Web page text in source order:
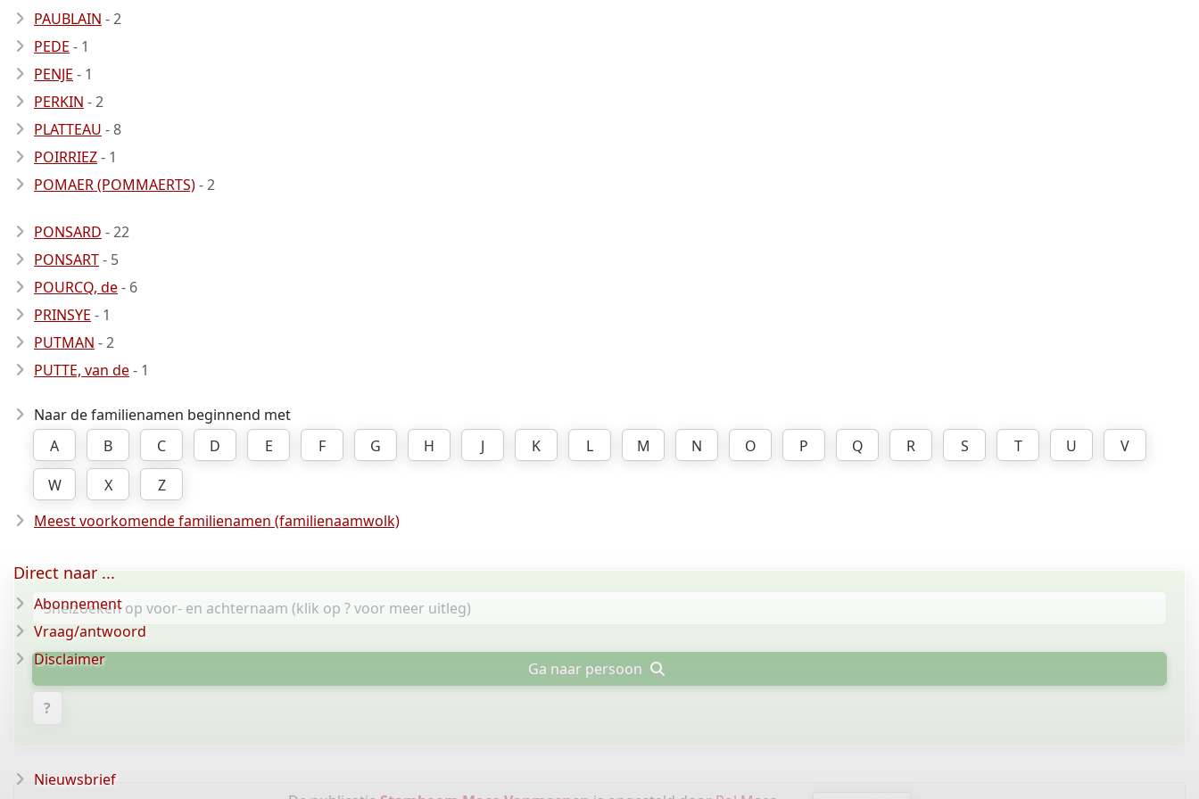
PAUBLAIN - 2
PEDE - 1
PENJE - 1
PERKIN - 2
PLATTEAU - 8
POIRRIEZ- 1
POMAER (POMMAERTS)- 2
PONSARD - 22
PONSART- 5
POURCQ, de- 6
PRINSYE - 1
PUTMAN - 2
PUTTE, van de- 1
Naar de familienamen beginnend met
A
B C D E F G H J K L M N O P Q R S T U
V
W
X
Z
Meest voorkomende familienamen (familienaamwolk)
Ga naar persoon
?
Direct naar ...
Abonnement
Vraag/antwoord
Disclaimer
Nieuwsbrief